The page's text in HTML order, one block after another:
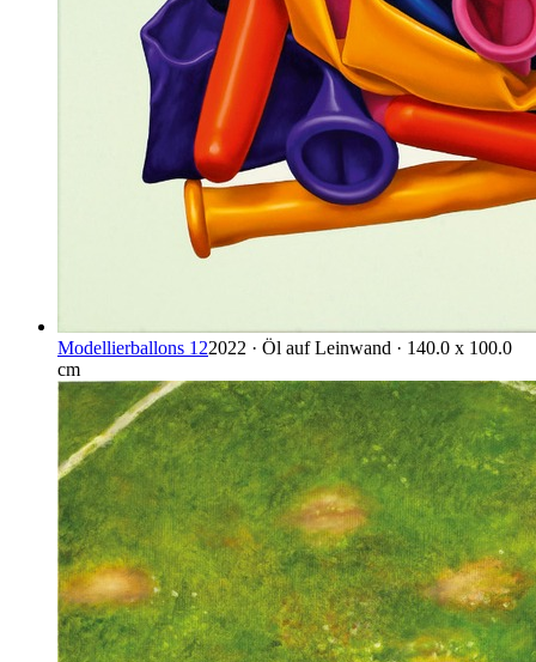
Modellierballons 122022 · Öl auf Leinwand · 140.0 x 100.0
cm